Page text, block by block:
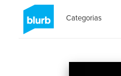
Categorias